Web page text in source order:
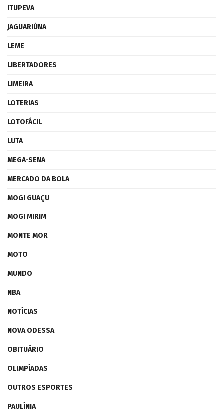
ITUPEVA
JAGUARIÚNA
LEME
LIBERTADORES
LIMEIRA
LOTERIAS
LOTOFÁCIL
LUTA
MEGA-SENA
MERCADO DA BOLA
MOGI GUAÇU
MOGI MIRIM
MONTE MOR
MOTO
MUNDO
NBA
NOTÍCIAS
NOVA ODESSA
OBITUÁRIO
OLIMPÍADAS
OUTROS ESPORTES
PAULÍNIA